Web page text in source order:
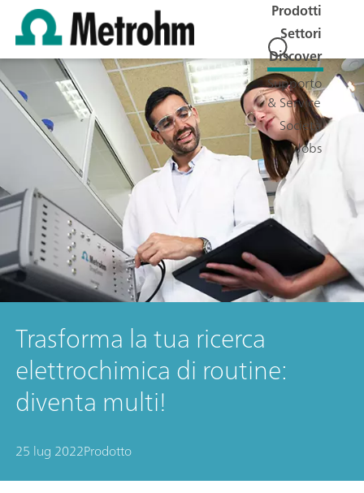
Prodotti
Settori
Discover
Supporto
& Service
Società
Jobs
Trasforma la tua ricerca
elettrochimica di routine:
diventa multi!
25 lug 2022Prodotto